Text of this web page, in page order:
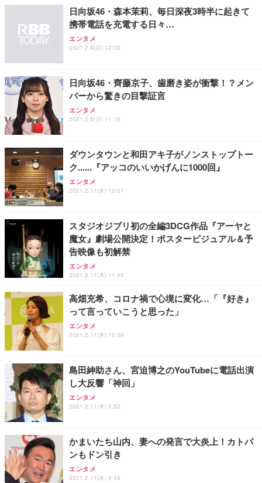
務用 おしゃれ パソコンチェア (ブラック)
Sezlife オフィスチェア デスクチェア 疲れない テレ
ワーク チェア 強化バックレスト 30度ロッキング機
能 人間工学 椅子 腰サポート 90度跳ね上げ式アーム
務用 おしゃれ パソコンチェア (ホワイト)
ANDWINT オフィスチェア デスクチェア 肘なし メ
ッシュ 通気性 ランバーサポート付き 腰サポート ガ
ス圧無段階昇降 360度回転 キャスター付き コンパク
【整備済み品】Dell E2724HS 27インチ 液晶モニタ
ー フルHD（1920×1080）VA 非光沢 HDMI/DisplayP
ort/VGA スピーカー内蔵 高さ調整 スイベル VESA対
【MiniLED/24.5inch/280Hz/FHD】GRAPHT THE S
HOOTER Gaming Monitor 24” Essential ゲーミン
グモニター QD 24.5インチ 1ms FHD 量子ドット 残
Smart Basic(スマートベーシック) 【Amazon.co.jp
限定】 Smart Basic アイリスオーヤマ ペットシーツ
超厚型 お徳用 ワイド 100枚入 (x 1) (ケース販売)
アイリスオーヤマ ペットシーツ 超厚型 お徳用 レギ
ュラー 200枚入【Amazon.co.jp限定】
日向坂46・森本茉莉、毎日深夜3時半に起きて
携帯電話を充電する日々…
エンタメ
2021.2.8(月) 12:00
日向坂46・齊藤京子、歯磨き姿が衝撃！？メン
バーから驚きの目撃証言
エンタメ
2021.2.8(月) 11:16
ダウンタウンと和田アキ子がノンストップトー
ク......『アッコのいいかげんに1000回』
エンタメ
2021.2.11(木) 12:01
スタジオジブリ初の全編3DCG作品『アーヤと
魔女』劇場公開決定！ポスタービジュアル＆予
告映像も初解禁
エンタメ
2021.2.11(木) 11:45
高畑充希、コロナ禍で心境に変化…「『好き』
って言っていこうと思った」
エンタメ
2021.2.11(木) 10:39
島田紳助さん、宮迫博之のYouTubeに電話出演
し大反響「神回」
エンタメ
2021.2.11(木) 9:52
かまいたち山内、妻への発言で大炎上！カトパ
ンもドン引き
エンタメ
2021.2.11(木) 9:48